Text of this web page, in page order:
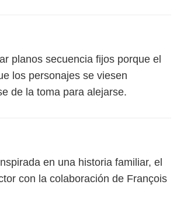
planos secuencia fijos porque el
los personajes se viesen
de la toma para alejarse.
en una historia familiar, el
con la colaboración de François